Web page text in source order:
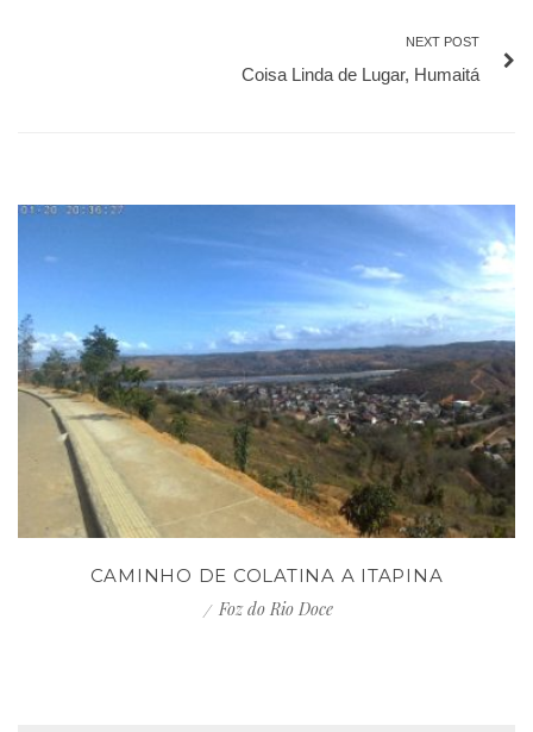
NEXT POST
Coisa Linda de Lugar, Humaitá
CAMINHO DE COLATINA A ITAPINA
Foz do Rio Doce